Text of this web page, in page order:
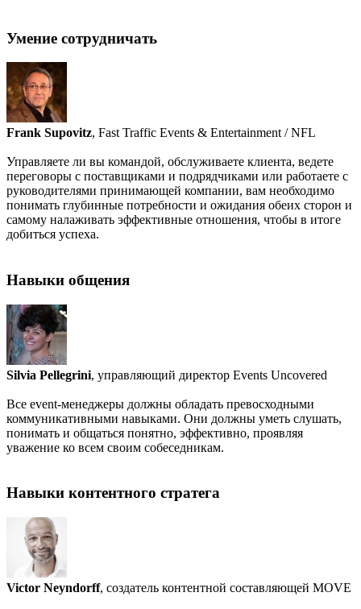
Умение сотрудничать
Frank Supovitz, Fast Traffic Events & Entertainment / NFL
Управляете ли вы командой, обслуживаете клиента, ведете
переговоры с поставщиками и подрядчиками или работаете с
руководителями принимающей компании, вам необходимо
понимать глубинные потребности и ожидания обеих сторон и
самому налаживать эффективные отношения, чтобы в итоге
добиться успеха.
Навыки общения
Silvia Pellegrini, управляющий директор Events Uncovered
Все event-менеджеры должны обладать превосходными
коммуникативными навыками. Они должны уметь слушать,
понимать и общаться понятно, эффективно, проявляя
уважение ко всем своим собеседникам.
Навыки контентного стратега
Victor Neyndorff, создатель контентной составляющей MOVE